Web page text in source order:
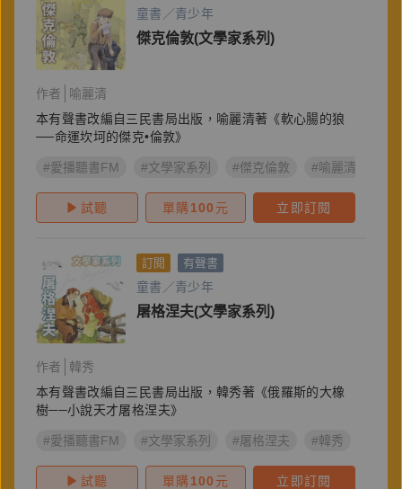
童書／青少年
傑克倫敦(文學家系列)
作者
喻麗清
本有聲書改編自三民書局出版，喻麗清著《軟心腸的狼
──命運坎坷的傑克•倫敦》
#愛播聽書FM #文學家系列 #傑克倫敦 #喻麗清
試聽 單購100 元 立即訂閱
訂閱 有聲書
童書／青少年
屠格涅夫(文學家系列)
作者
韓秀
本有聲書改編自三民書局出版，韓秀著《俄羅斯的大橡
樹──小說天才屠格涅夫》
#愛播聽書FM #文學家系列 #屠格涅夫 #韓秀
試聽 單購100 元 立即訂閱